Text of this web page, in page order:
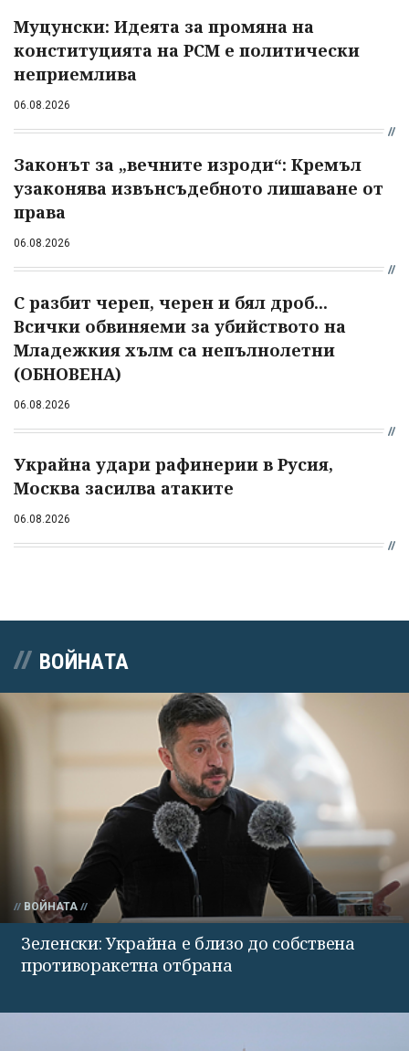
Муцунски: Идеята за промяна на
конституцията на РСМ е политически
неприемлива
06.08.2026
Законът за „вечните изроди“: Кремъл
узаконява извънсъдебното лишаване от
права
06.08.2026
С разбит череп, черен и бял дроб...
Всички обвиняеми за убийството на
Младежкия хълм са непълнолетни
(ОБНОВЕНА)
06.08.2026
Украйна удари рафинерии в Русия,
Москва засилва атаките
06.08.2026
ВОЙНАТА
ВОЙНАТА
Зеленски: Украйна е близо до собствена
противоракетна отбрана